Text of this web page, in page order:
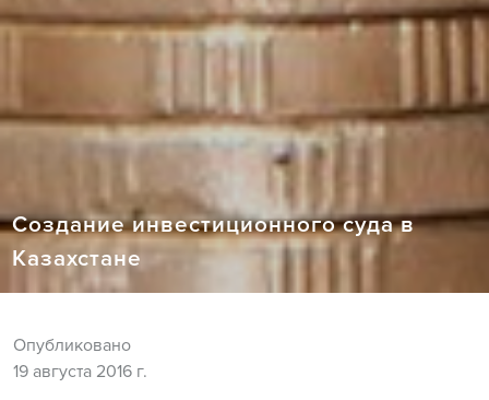
Создание инвестиционного суда в
Казахстане
Опубликовано
19 августа 2016 г.